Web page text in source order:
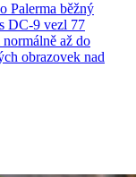
Palerma běžný
DC-9 vezl 77
až do
obrazovek nad